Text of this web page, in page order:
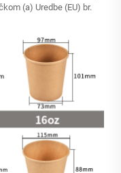
(a) Uredbe (EU) br.